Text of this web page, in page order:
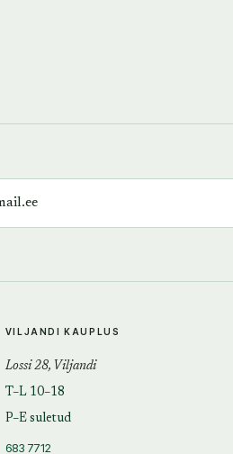
VILJANDI KAUPLUS
Lossi 28, Viljandi
T–L 10–18
P–E suletud
683 7712